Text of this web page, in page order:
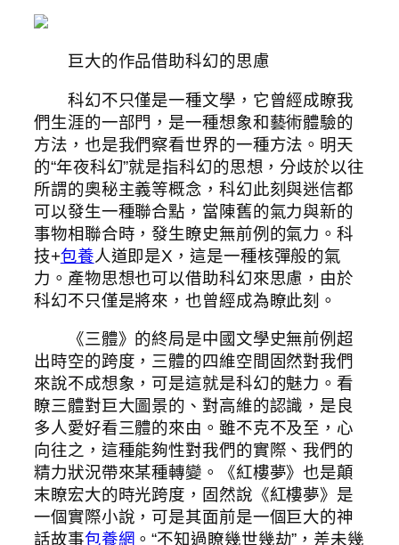
巨大的作品借助科幻的思慮
科幻不只僅是一種文學，它曾經成瞭我
們生涯的一部門，是一種想象和藝術體驗的
方法，也是我們察看世界的一種方法。明天
的“年夜科幻”就是指科幻的思想，分歧於以往
所謂的奧秘主義等概念，科幻此刻與迷信都
可以發生一種聯合點，當陳舊的氣力與新的
事物相聯合時，發生瞭史無前例的氣力。科
技+包養人道即是X，這是一種核彈般的氣
力。產物思想也可以借助科幻來思慮，由於
科幻不只僅是將來，也曾經成為瞭此刻。
《三體》的終局是中國文學史無前例超
出時空的跨度，三體的四維空間固然對我們
來說不成想象，可是這就是科幻的魅力。看
瞭三體對巨大圖景的、對高維的認識，是良
多人愛好看三體的來由。雖不克不及至，心
向往之，這種能夠性對我們的實際、我們的
精力狀況帶來某種轉變。《紅樓夢》也是顛
末瞭宏大的時光跨度，固然說《紅樓夢》是
一個實際小說，可是其面前是一個巨大的神
話故事包養網 。“不知過瞭幾世幾劫”，差未幾